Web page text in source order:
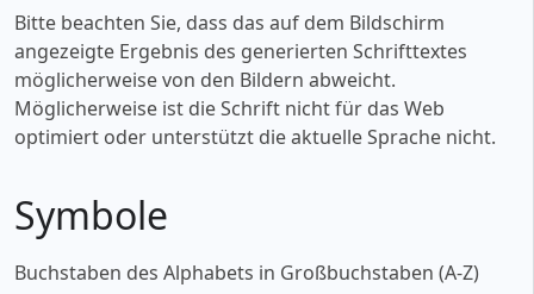
Bitte beachten Sie, dass das auf dem Bildschirm
angezeigte Ergebnis des generierten Schrifttextes
möglicherweise von den Bildern abweicht.
Möglicherweise ist die Schrift nicht für das Web
optimiert oder unterstützt die aktuelle Sprache nicht.
Symbole
Buchstaben des Alphabets in Großbuchstaben (A-Z)